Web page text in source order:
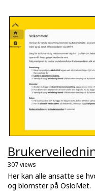
307 views
Her kan alle ansatte se
og blomster på OsloMet.